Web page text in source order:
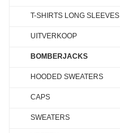
T-SHIRTS LONG SLEEVES
UITVERKOOP
BOMBERJACKS
HOODED SWEATERS
CAPS
SWEATERS